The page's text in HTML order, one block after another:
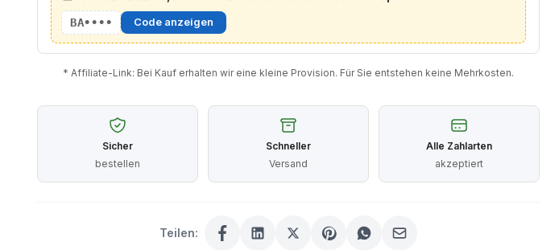
BA•••• Code anzeigen
* Affiliate-Link: Bei Kauf erhalten wir eine kleine Provision. Für Sie entstehen keine Mehrkosten.
Sicher
bestellen
Schneller
Versand
Alle Zahlarten
akzeptiert
Teilen: